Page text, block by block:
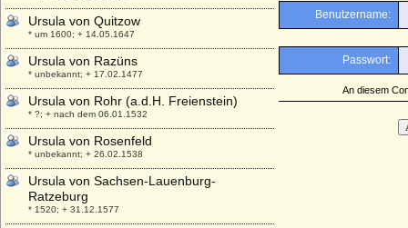
Ursula von Quitzow
* um 1600; + 14.05.1647
Ursula von Razüns
* unbekannt; + 17.02.1477
Ursula von Rohr (a.d.H. Freienstein)
* ?; + nach dem 06.01.1532
Ursula von Rosenfeld
* unbekannt; + 26.02.1538
Ursula von Sachsen-Lauenburg-
Ratzeburg
* 1520; + 31.12.1577